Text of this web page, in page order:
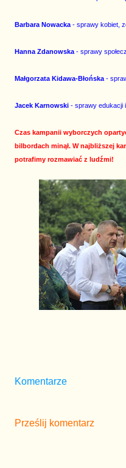
Barbara Nowacka - sprawy kobiet,
Hanna Zdanowska - sprawy
Małgorzata Kidawa-Błońska -
Jacek Karnowski - sprawy edukacji
Czas kampanii wyborczych
bilbordach minął. W najbliższej
potrafimy rozmawiać z ludźmi!
Komentarze
Prześlij komentarz